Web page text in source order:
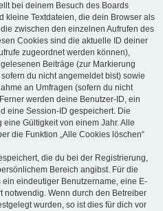
bei deinem Besuch des Boards
kleine Textdateien, die dein Browser als
zwischen den einzelnen Aufrufen des
Cookies sind die aktuelle ID deiner
zugeordnet werden können),
Beiträge (zur Markierung
du nicht angemeldet bist) sowie
an Umfragen (sofern du nicht
werden deine Benutzer-ID, ein
eine Session-ID gespeichert. Die
Gültigkeit von einem Jahr. Alle
die Funktion „Alle Cookies löschen“
die du bei der Registrierung,
Bereich angibst. Für die
eindeutiger Benutzername, eine E-
notwendig. Wenn durch den Betreiber
wurden, so ist dies für dich vor